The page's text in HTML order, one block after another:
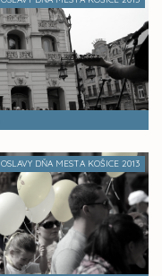
OSLAVY DŇA MESTA KOŠICE 2013